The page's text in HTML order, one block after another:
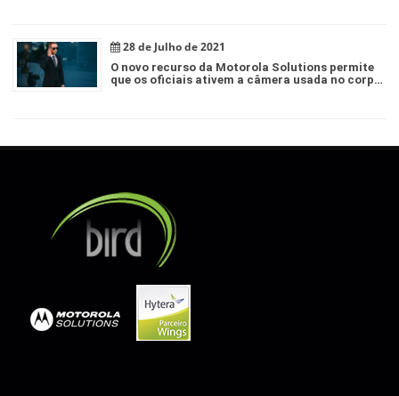
28 de Julho de 2021
O novo recurso da Motorola Solutions permite
que os oficiais ativem a câmera usada no corpo